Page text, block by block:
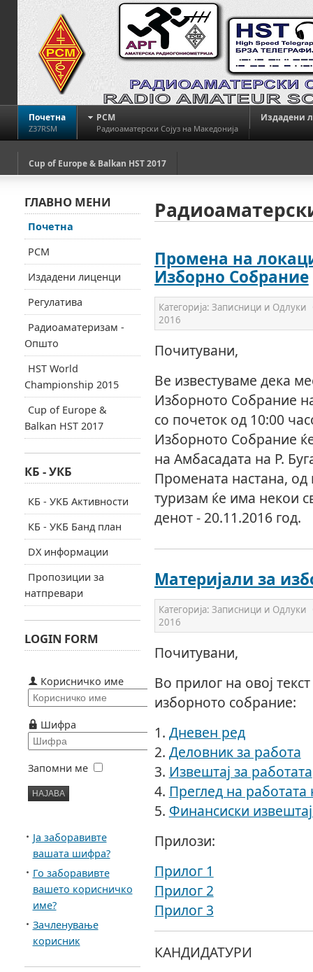
Почетна
Z37RSM
РСМ
Радиоаматерски Сојуз на Македонија
Издадени
Cup of Europe & Balkan HST 2017
Промена на
Изборно Собрание
Категорија: Записници и Одлуки
2016
Почитувани,
Ве известуваме дека
Изборното Собрание
со почеток од 10:00
Изборното Собрание
на Амбасадата на Р.
Промената настана,
туризам ќе има некои
денот - 20.11.2016 год.
Материјали за
Категорија: Записници и Одлуки
2016
Почитувани,
Во прилог на овој
изборното собрание:
1. Дневен ред
2. Деловник за работа
3. Извештај за работата
4. Преглед на работата
5. Финансиски
Прилози:
Прилог 1
Прилог 2
Прилог 3
КАНДИДАТУРИ
ГЛАВНО МЕНИ
Почетна
РСМ
Издадени лиценци
Регулатива
Радиоаматеризам -
Општо
HST World
Championship 2015
Cup of Europe &
Balkan HST 2017
КБ - УКБ
КБ - УКБ Активности
КБ - УКБ Банд план
DX информации
Пропозиции за
натпревари
LOGIN FORM
Корисничко име
Шифра
Запомни ме
Ја заборавивте
вашата шифра?
Го заборавивте
вашето корисничко
име?
Зачленување
корисник